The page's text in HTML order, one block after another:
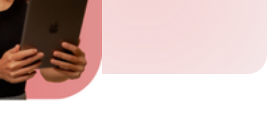
Receber newsletter